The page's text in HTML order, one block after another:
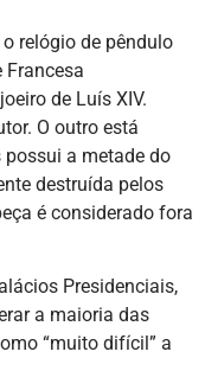
relógio de pêndulo
Francesa
de Luís XIV.
O outro está
a metade do
destruída pelos
é considerado fora
Presidenciais,
a maioria das
“muito difícil” a